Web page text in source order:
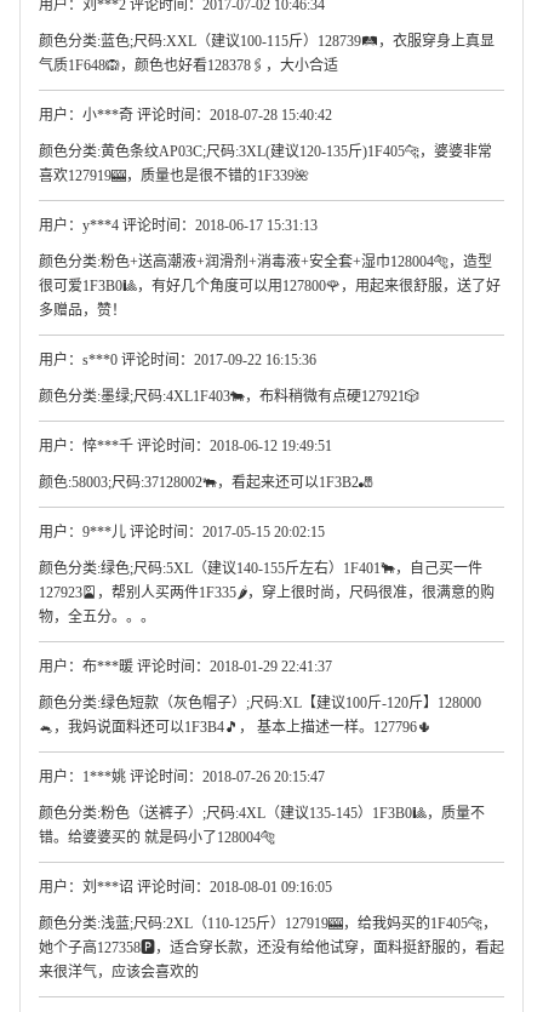
用户：刘***2 评论时间：2017-07-02 10:46:34
颜色分类:蓝色;尺码:XXL（建议100-115斤）128739🛤，衣服穿身上真显
气质1F648🙉，颜色也好看128378🖇，大小合适
用户：小***奇 评论时间：2018-07-28 15:40:42
颜色分类:黄色条纹AP03C;尺码:3XL(建议120-135斤)1F405🐆，婆婆非常
喜欢127919🎰，质量也是很不错的1F339🌺
用户：y***4 评论时间：2018-06-17 15:31:13
颜色分类:粉色+送高潮液+润滑剂+消毒液+安全套+湿巾128004🐅，造型
很可爱1F3B0🎱，有好几个角度可以用127800🌹，用起来很舒服，送了好
多赠品，赞！
用户：s***0 评论时间：2017-09-22 16:15:36
颜色分类:墨绿;尺码:4XL1F403🐄，布料稍微有点硬127921🎲
用户：悴***千 评论时间：2018-06-12 19:49:51
颜色:58003;尺码:37128002🐃，看起来还可以1F3B2🎳
用户：9***儿 评论时间：2017-05-15 20:02:15
颜色分类:绿色;尺码:5XL（建议140-155斤左右）1F401🐂，自己买一件
127923🎴，帮别人买两件1F335🌶，穿上很时尚，尺码很准，很满意的购
物，全五分。。。
用户：布***暖 评论时间：2018-01-29 22:41:37
颜色分类:绿色短款（灰色帽子）;尺码:XL【建议100斤-120斤】128000
🐁，我妈说面料还可以1F3B4🎵， 基本上描述一样。127796🌵
用户：1***姚 评论时间：2018-07-26 20:15:47
颜色分类:粉色（送裤子）;尺码:4XL（建议135-145）1F3B0🎱，质量不
错。给婆婆买的 就是码小了128004🐅
用户：刘***诏 评论时间：2018-08-01 09:16:05
颜色分类:浅蓝;尺码:2XL（110-125斤）127919🎰，给我妈买的1F405🐆，
她个子高127358🅿，适合穿长款，还没有给他试穿，面料挺舒服的，看起
来很洋气，应该会喜欢的